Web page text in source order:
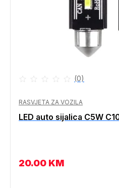
(0)
RASVJETA ZA VOZILA
LED auto sijalica C5W
20.00 KM